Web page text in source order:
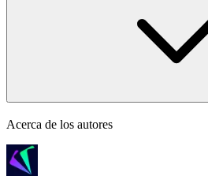
Acerca de los autores